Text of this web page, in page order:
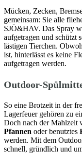
Mücken, Zecken,
gemeinsam: Sie alle
SJÖ&HAV. Das Spray
aufgetragen und schützt
lästigen Tierchen.
ist, hinterlässt es keine
aufgetragen werden.
Outdoor-
So eine Brotzeit in der
Lagerfeuer gehören zu
Doch nach der Mahlzeit
Pfannen oder benutztes
werden. Mit dem
schnell, gründlich und